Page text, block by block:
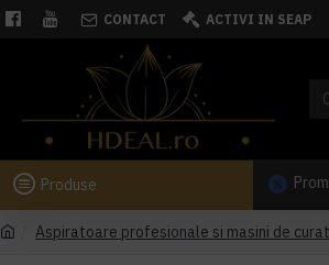
CONTACT ACTIVI IN SEAP
Produse
Aspiratoare profesionale si masini de